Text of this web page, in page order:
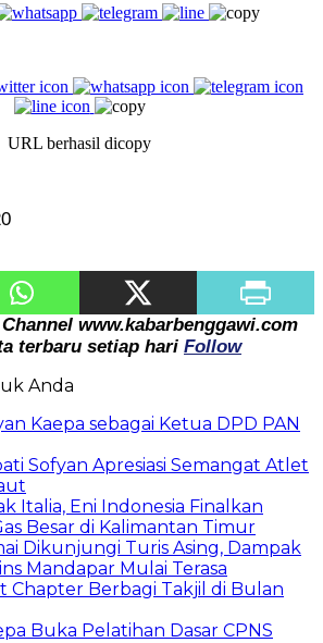
URL berhasil dicopy
www.kabarbenggawi.com
terbaru setiap hari Follow
Anda
Kaepa sebagai Ketua DPD PAN
Sofyan Apresiasi Semangat Atlet
Italia, Eni Indonesia Finalkan
Besar di Kalimantan Timur
Dikunjungi Turis Asing, Dampak
Mandapar Mulai Terasa
Chapter Berbagi Takjil di Bulan
Buka Pelatihan Dasar CPNS